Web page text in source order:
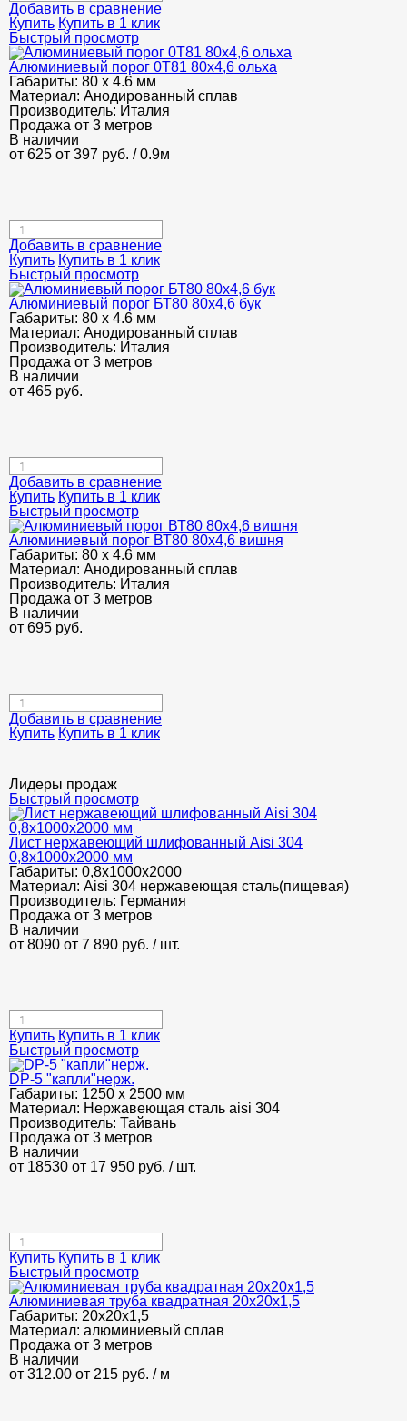
Добавить в сравнение
Купить Купить в 1 клик
Быстрый просмотр
Алюминиевый порог 0Т81 80х4,6 ольха
Габариты: 80 х 4.6 мм
Материал: Анодированный сплав
Производитель: Италия
Продажа от 3 метров
В наличии
от 625 от 397 руб. / 0.9м
Добавить в сравнение
Купить Купить в 1 клик
Быстрый просмотр
Алюминиевый порог БТ80 80х4,6 бук
Габариты: 80 х 4.6 мм
Материал: Анодированный сплав
Производитель: Италия
Продажа от 3 метров
В наличии
от 465 руб.
Добавить в сравнение
Купить Купить в 1 клик
Быстрый просмотр
Алюминиевый порог ВТ80 80х4,6 вишня
Габариты: 80 х 4.6 мм
Материал: Анодированный сплав
Производитель: Италия
Продажа от 3 метров
В наличии
от 695 руб.
Добавить в сравнение
Купить Купить в 1 клик
Лидеры продаж
Быстрый просмотр
Лист нержавеющий шлифованный Aisi 304
0,8х1000х2000 мм
Габариты: 0,8х1000х2000
Материал: Aisi 304 нержавеющая сталь(пищевая)
Производитель: Германия
Продажа от 3 метров
В наличии
от 8090 от 7 890 руб. / шт.
Купить Купить в 1 клик
Быстрый просмотр
DP-5 "капли"нерж.
Габариты: 1250 х 2500 мм
Материал: Нержавеющая сталь aisi 304
Производитель: Тайвань
Продажа от 3 метров
В наличии
от 18530 от 17 950 руб. / шт.
Купить Купить в 1 клик
Быстрый просмотр
Алюминиевая труба квадратная 20х20х1,5
Габариты: 20х20х1,5
Материал: алюминиевый сплав
Продажа от 3 метров
В наличии
от 312.00 от 215 руб. / м